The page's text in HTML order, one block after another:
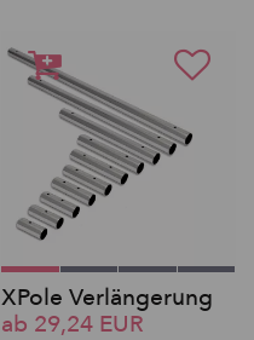
XPole Verlängerung
ab 29,24 EUR